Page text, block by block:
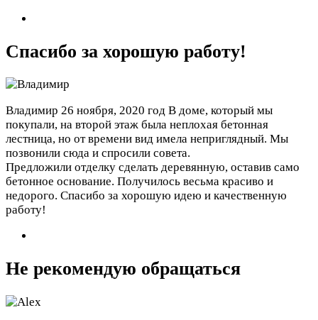
Спасибо за хорошую работу!
Владимир 26 ноября, 2020 год В доме, который мы
покупали, на второй этаж была неплохая бетонная
лестница, но от времени вид имела неприглядный. Мы
позвонили сюда и спросили совета.
Предложили отделку сделать деревянную, оставив само
бетонное основание. Получилось весьма красиво и
недорого. Спасибо за хорошую идею и качественную
работу!
Не рекомендую обращаться